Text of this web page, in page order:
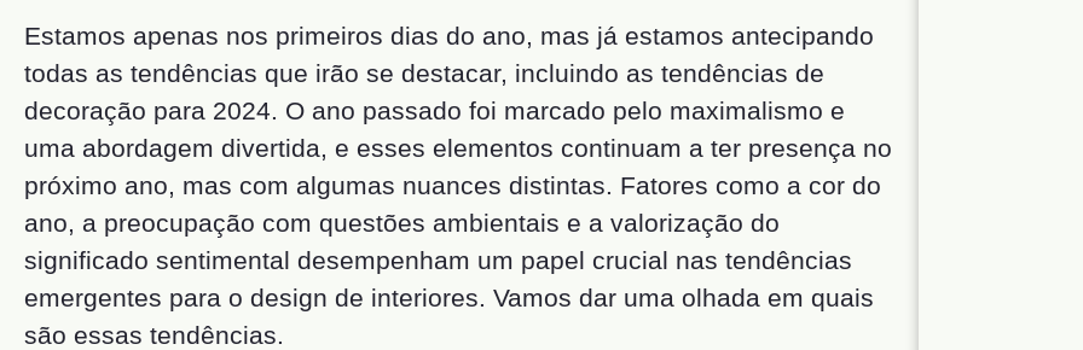
Estamos apenas nos primeiros dias do ano, mas já estamos antecipando
todas as tendências que irão se destacar, incluindo as tendências de
decoração para 2024. O ano passado foi marcado pelo maximalismo e
uma abordagem divertida, e esses elementos continuam a ter presença no
próximo ano, mas com algumas nuances distintas. Fatores como a cor do
ano, a preocupação com questões ambientais e a valorização do
significado sentimental desempenham um papel crucial nas tendências
emergentes para o design de interiores. Vamos dar uma olhada em quais
são essas tendências.